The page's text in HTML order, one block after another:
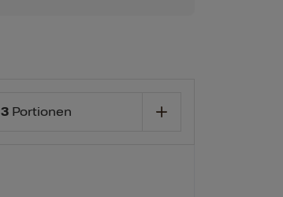
3Portionen